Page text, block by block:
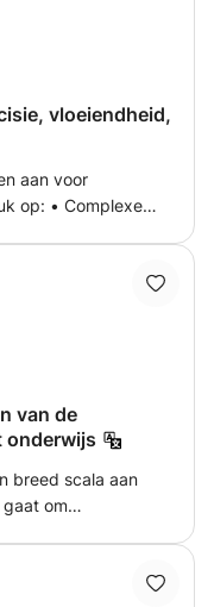
ook extra lessen
mensen die tenor
vloeiendheid,
aan voor
examen of met
een
hanteer
van de
onderwijs
breed scala aan
om
curriculum